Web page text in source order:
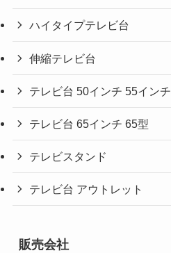
ハイタイプテレビ台
伸縮テレビ台
テレビ台 50インチ 55インチ
テレビ台 65インチ 65型
テレビスタンド
テレビ台 アウトレット
販売会社